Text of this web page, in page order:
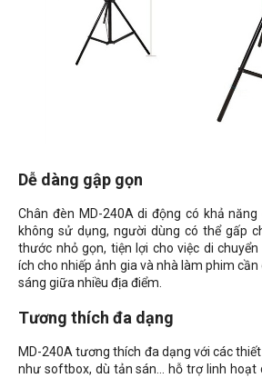
Dễ dàng gập gọn
Chân đèn MD-240A di động có khả
không sử dụng, người dùng có thể gấp
thước nhỏ gọn, tiện lợi cho việc di
ích cho nhiếp ảnh gia và nhà làm phim
sáng giữa nhiều địa điểm.
Tương thích đa dạng
MD-240A tương thích đa dạng với các
như softbox, dù tản sán... hỗ trợ linh hoạt